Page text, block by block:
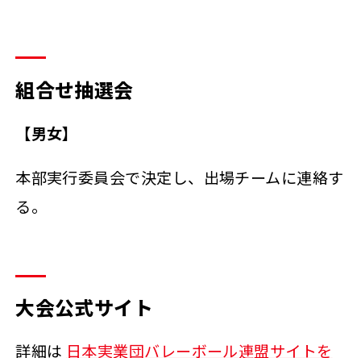
組合せ抽選会
【男女】
本部実行委員会で決定し、出場チームに連絡す
る。
大会公式サイト
詳細は 日本実業団バレーボール連盟サイトを